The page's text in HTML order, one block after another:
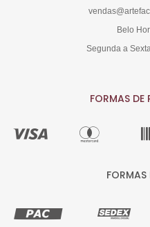
Belo
Segunda a
FORMAS DE
FORMAS